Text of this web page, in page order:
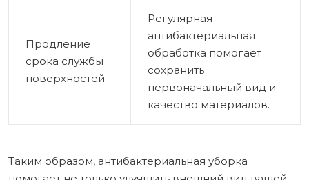
Продление
срока службы
поверхностей
Регулярная
антибактериальная
обработка помогает
сохранить
первоначальный вид и
качество материалов.
Таким образом, антибактериальная уборка